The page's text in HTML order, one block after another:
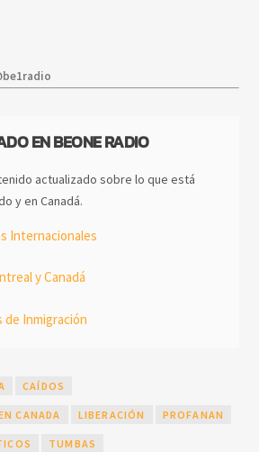
EN BEONE RADIO
actualizado sobre lo que está
y en Canadá.
Internacionales
y Canadá
de Inmigración
CAÍDOS
CANADA LIBERACIÓN PROFANAN
TUMBAS